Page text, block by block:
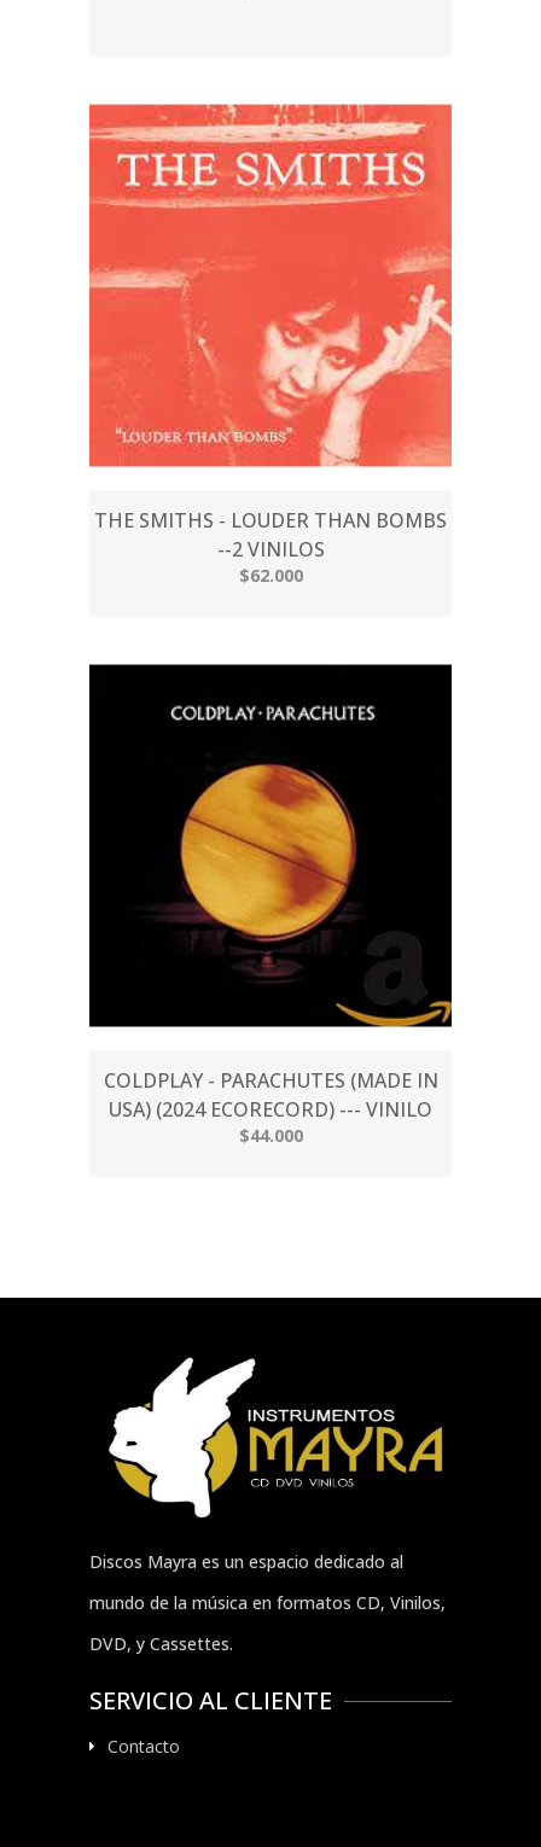
THE SMITHS - LOUDER THAN BOMBS
--2 VINILOS
$62.000
COLDPLAY - PARACHUTES (MADE IN
USA) (2024 ECORECORD) --- VINILO
$44.000
Discos Mayra es un espacio dedicado al
mundo de la música en formatos CD, Vinilos,
DVD, y Cassettes.
SERVICIO AL CLIENTE
Contacto